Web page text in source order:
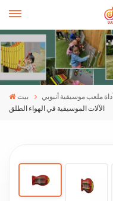
بيت أداة ملعب موسيقية أنبوبي
الآلات الموسيقية في الهواء الطلق